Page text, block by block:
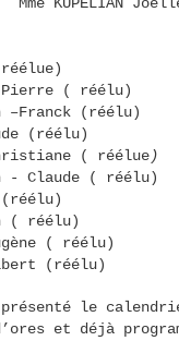
Pierre ( réélu)
–Franck (réélu)
(réélu)
Christiane ( réélue)
- Claude ( réélu)
(réélu)
( réélu)
( réélu)
(réélu)
le
et déjà